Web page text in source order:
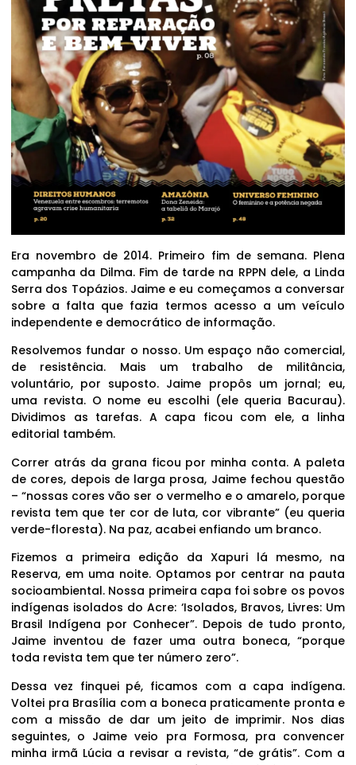
Era novembro de 2014. Primeiro fim de semana. Plena
campanha da Dilma. Fim de tarde na RPPN dele, a Linda
Serra dos Topázios. Jaime e eu começamos a conversar
sobre a falta que fazia termos acesso a um veículo
independente e democrático de informação.
Resolvemos fundar o nosso. Um espaço não comercial,
de resistência. Mais um trabalho de militância,
voluntário, por suposto. Jaime propôs um jornal; eu,
uma revista. O nome eu escolhi (ele queria Bacurau).
Dividimos as tarefas. A capa ficou com ele, a linha
editorial também.
Correr atrás da grana ficou por minha conta. A paleta
de cores, depois de larga prosa, Jaime fechou questão
– “nossas cores vão ser o vermelho e o amarelo, porque
revista tem que ter cor de luta, cor vibrante” (eu queria
verde-floresta). Na paz, acabei enfiando um branco.
Fizemos a primeira edição da Xapuri lá mesmo, na
Reserva, em uma noite. Optamos por centrar na pauta
socioambiental. Nossa primeira capa foi sobre os povos
indígenas isolados do Acre: ‘Isolados, Bravos, Livres: Um
Brasil Indígena por Conhecer”. Depois de tudo pronto,
Jaime inventou de fazer uma outra boneca, “porque
toda revista tem que ter número zero”.
Dessa vez finquei pé, ficamos com a capa indígena.
Voltei pra Brasília com a boneca praticamente pronta e
com a missão de dar um jeito de imprimir. Nos dias
seguintes, o Jaime veio pra Formosa, pra convencer
minha irmã Lúcia a revisar a revista, “de grátis”. Com a